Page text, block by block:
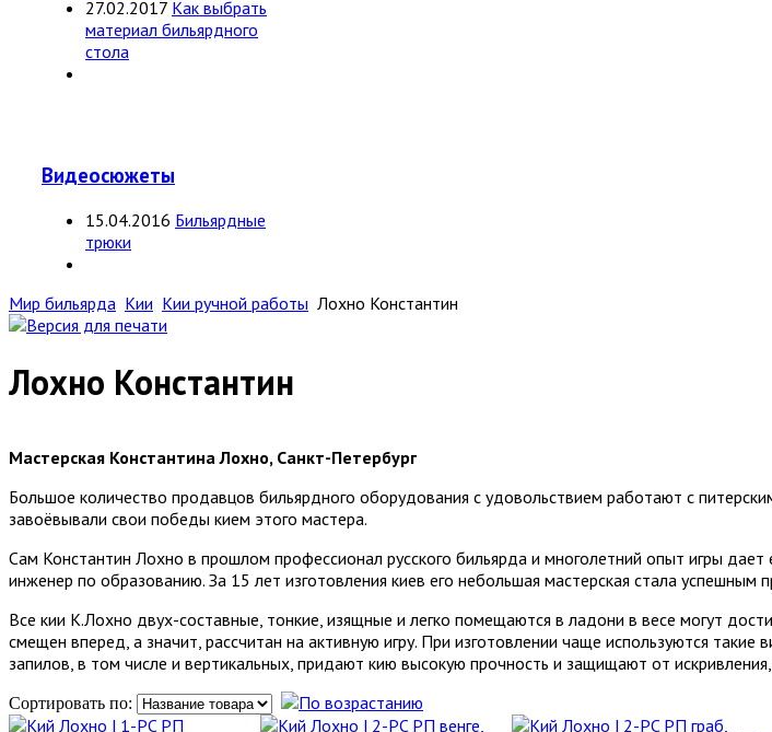
27.02.2017 Как выбрать
материал бильярдного
стола
Видеосюжеты
15.04.2016 Бильярдные
трюки
Мир бильярда Кии Кии ручной работы Лохно Константин
Лохно Константин
Мастерская Константина Лохно, Санкт-Петербург
Большое количество продавцов бильярдного оборудования с удовольствием работают с
завоёвывали свои победы кием этого мастера.
Сам Константин Лохно в прошлом профессионал русского бильярда и многолетний опыт игры
инженер по образованию. За 15 лет изготовления киев его небольшая мастерская стала успешным
Все кии К.Лохно двух-составные, тонкие, изящные и легко помещаются в ладони в весе могут
смещен вперед, а значит, рассчитан на активную игру. При изготовлении чаще используются
запилов, в том числе и вертикальных, придают кию высокую прочность и защищают от
Сортировать по: